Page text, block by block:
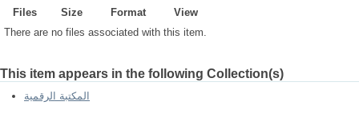
Files Size Format
View
There are no files associated with this item.
This item appears in the following Collection(s)
المكتبة الرقمية